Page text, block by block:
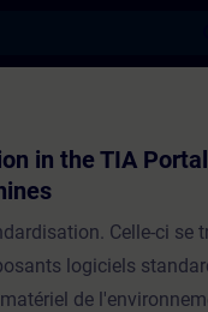
Portal
in the TIA
Celle-ci se
logiciels
de